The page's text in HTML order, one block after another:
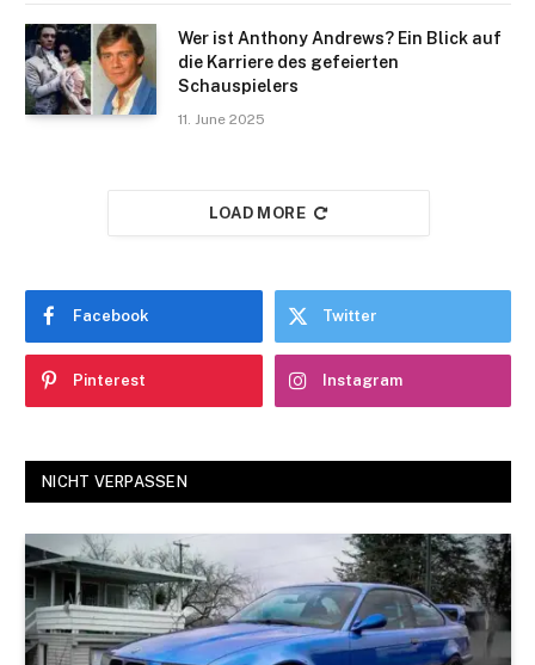
Wer ist Anthony Andrews? Ein Blick auf
die Karriere des gefeierten
Schauspielers
11. June 2025
LOAD MORE
Facebook Twitter
Pinterest Instagram
NICHT VERPASSEN